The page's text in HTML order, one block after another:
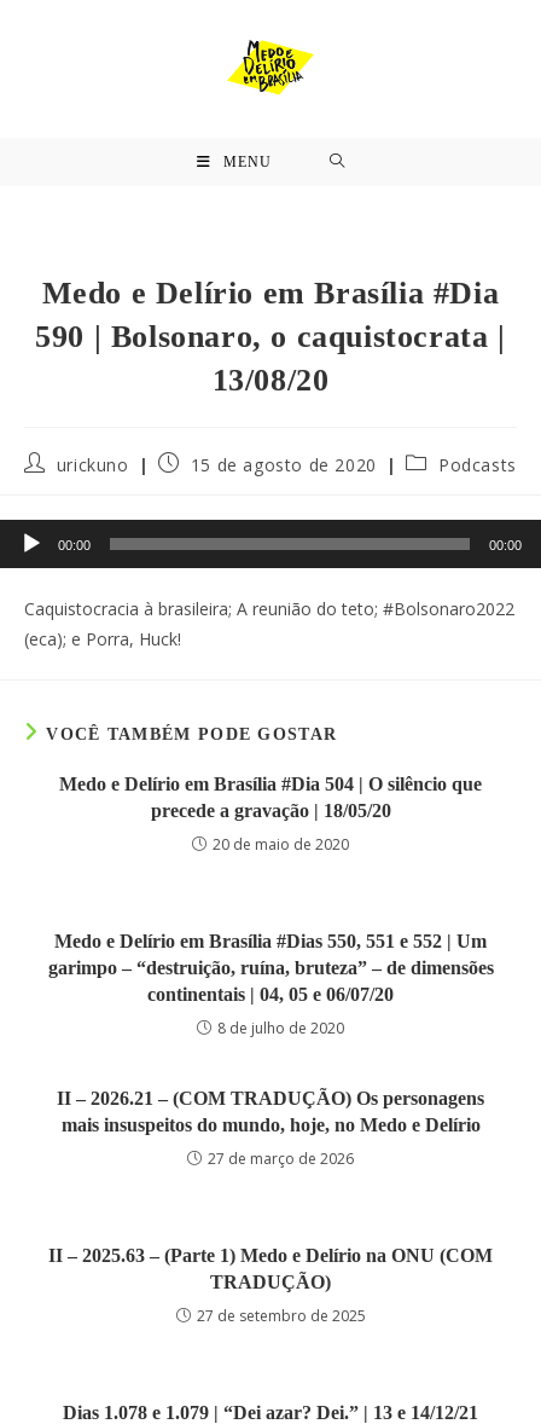
MENU
Medo e Delírio em Brasília #Dia
590 | Bolsonaro, o caquistocrata |
13/08/20
urickuno 15 de agosto de 2020 Podcasts
Tocador
de
00:00 00:00
Caquistocracia à brasileira; A reunião do teto; #Bolsonaro2022
(eca); e Porra, Huck!
VOCÊ TAMBÉM PODE GOSTAR
Medo e Delírio em Brasília #Dia 504 | O silêncio que
precede a gravação | 18/05/20
20 de maio de 2020
Medo e Delírio em Brasília #Dias 550, 551 e 552 | Um
garimpo – “destruição, ruína, bruteza” – de dimensões
continentais | 04, 05 e 06/07/20
8 de julho de 2020
II – 2026.21 – (COM TRADUÇÃO) Os personagens
mais insuspeitos do mundo, hoje, no Medo e Delírio
27 de março de 2026
II – 2025.63 – (Parte 1) Medo e Delírio na ONU (COM
TRADUÇÃO)
27 de setembro de 2025
Dias 1.078 e 1.079 | “Dei azar? Dei.” | 13 e 14/12/21